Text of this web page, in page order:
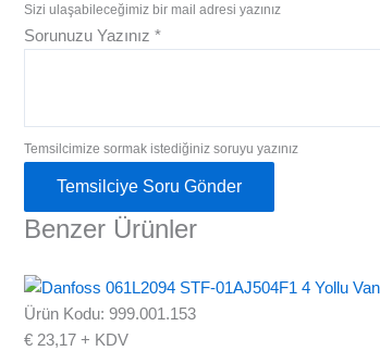
Sizi ulaşabileceğimiz bir mail adresi yazınız
Sorunuzu Yazınız *
Temsilcimize sormak istediğiniz soruyu yazınız
Temsilciye Soru Gönder
Benzer Ürünler
Ürün Kodu: 999.001.153
€ 23,17 + KDV